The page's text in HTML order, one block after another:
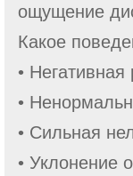
ощущение
Какое
•
•
• Сильная
• Уклонение